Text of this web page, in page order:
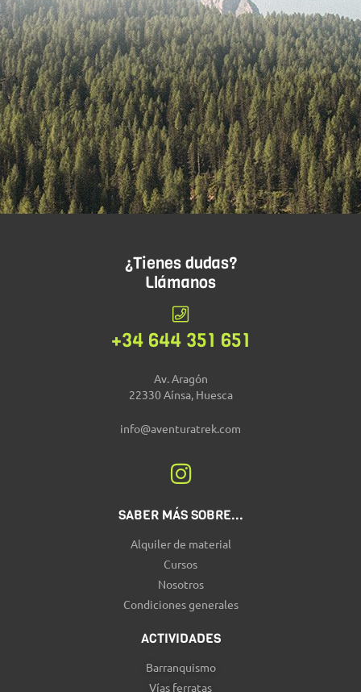
¿Tienes dudas?
Llámanos
+34 644 351 651
Av. Aragón
22330 Aínsa, Huesca
info@aventuratrek.com
SABER MÁS SOBRE...
Alquiler de material
Cursos
Nosotros
Condiciones generales
ACTIVIDADES
Barranquismo
Vías ferratas